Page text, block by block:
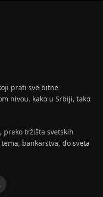
prati sve bitne
nivou, kako u Srbiji, tako
preko tržišta svetskih
bankarstva, do sveta